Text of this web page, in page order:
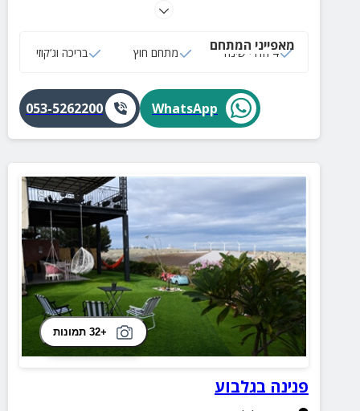
עם ג'קוזי מפנק, בריכה מרעננת, שולחן פינג פונג ועוד.
מאפייני המתחם
4 חדרי שינה מתחם חוץ בריכה וג‘קוזי
WhatsApp
053-5262200
+32 תמונות
פנינה בגלבוע